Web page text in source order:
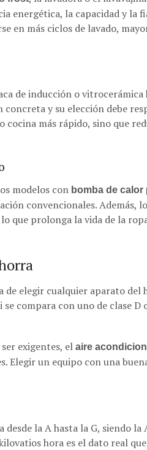
energética, la capacidad y la
en más ciclos de lavado,
de inducción o
y su elección debe
cocina más rápido, sino que
modelos con bomba de
convencionales. Además,
que prolonga la vida de la
elegir cualquier aparato del
compara con uno de clase
exigentes, el aire
Elegir un equipo con una
la A hasta la G, siendo la
hora es el dato real